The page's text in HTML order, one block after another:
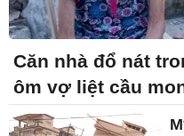
Căn nhà đổ nát
ôm vợ liệt cầu